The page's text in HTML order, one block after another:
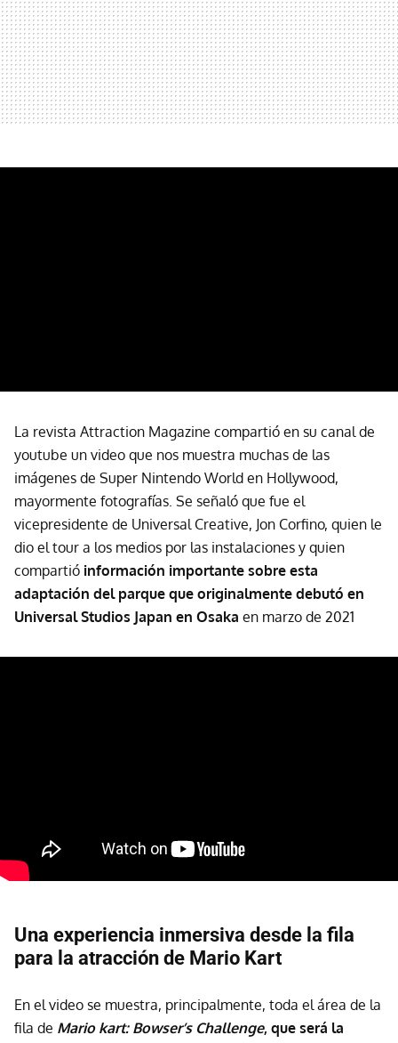
La revista Attraction Magazine compartió en su canal de
youtube un video que nos muestra muchas de las
imágenes de Super Nintendo World en Hollywood,
mayormente fotografías. Se señaló que fue el
vicepresidente de Universal Creative, Jon Corfino, quien le
dio el tour a los medios por las instalaciones y quien
compartió información importante sobre esta
adaptación del parque que originalmente debutó en
Universal Studios Japan en Osaka en marzo de 2021
Una experiencia inmersiva desde la fila
para la atracción de Mario Kart
En el video se muestra, principalmente, toda el área de la
fila de Mario kart: Bowser’s Challenge, que será la